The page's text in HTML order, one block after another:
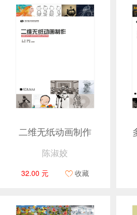
二维无纸动画制作
陈淑姣
32.00 元 收藏